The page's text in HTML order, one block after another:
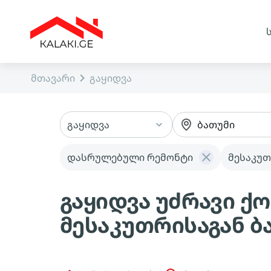
მთავარი გაყიდვა
გაყიდვა ბათუმი
დასრულებული რემონტი
გაყიდვა უძრავი
მესაკუთრისაგან